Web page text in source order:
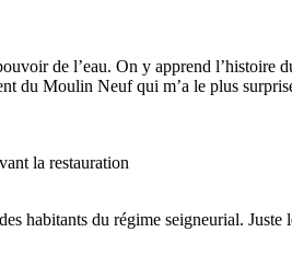
de l’eau. On y apprend l’histoire
du Moulin Neuf qui m’a le plus
la restauration
habitants du régime seigneurial.